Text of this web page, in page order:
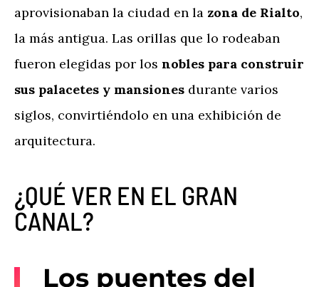
aprovisionaban la ciudad en la zona de Rialto,
la más antigua. Las orillas que lo rodeaban
fueron elegidas por los nobles para construir
sus palacetes y mansiones durante varios
siglos, convirtiéndolo en una exhibición de
arquitectura.
¿QUÉ VER EN EL GRAN
CANAL?
Los puentes del